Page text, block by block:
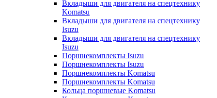
Вкладыши для двигателя на спецтехнику
Komatsu
Вкладыши для двигателя на спецтехнику
Isuzu
Вкладыши для двигателя на спецтехнику
Isuzu
Поршнекомплекты Isuzu
Поршнекомплекты Isuzu
Поршнекомплекты Komatsu
Поршнекомплекты Komatsu
Кольца поршневые Komatsu